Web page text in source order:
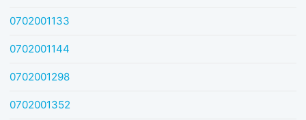
0702001133
0702001144
0702001298
0702001352